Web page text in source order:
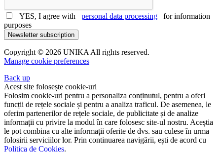
YES, I agree with personal data processing for information
purposes
Newsletter subscription
Copyright © 2026 UNIKA All rights reserved.
Manage cookie preferences
Back up
Acest site folosește cookie-uri
Folosim cookie-uri pentru a personaliza conținutul, pentru a oferi
funcții de rețele sociale și pentru a analiza traficul. De asemenea, le
oferim partenerilor de rețele sociale, de publicitate și de analize
informații cu privire la modul în care folosesc site-ul nostru. Aceștia
le pot combina cu alte informații oferite de dvs. sau culese în urma
folosirii serviciilor lor. Prin continuarea navigării, ești de acord cu
Politica de Cookies.